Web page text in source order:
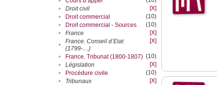
•
Droit civil
[X]
•
Droit commercial
(10)
•
Droit commercial - Sources
(10)
•
France
[X]
•
France. Conseil d’Etat
(1799-....)
[X]
• France. Tribunat (1800-1807) (10)
•
Législation
[X]
•
Procédure civile
(10)
•
Tribunaux
[X]